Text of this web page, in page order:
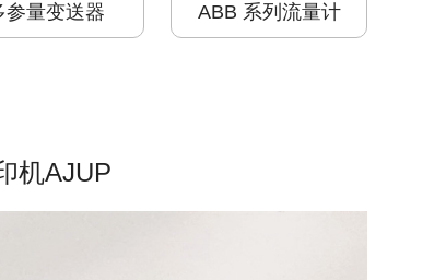
参量变送器 ABB 系列流量计
机AJUP